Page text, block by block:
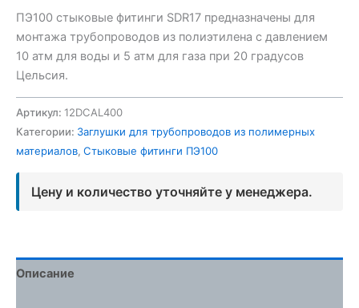
ПЭ100 стыковые фитинги SDR17 предназначены для
монтажа трубопроводов из полиэтилена с давлением
10 атм для воды и 5 атм для газа при 20 градусов
Цельсия.
Артикул: 12DCAL400
Категории: Заглушки для трубопроводов из полимерных
материалов, Стыковые фитинги ПЭ100
Цену и количество уточняйте у менеджера.
Описание